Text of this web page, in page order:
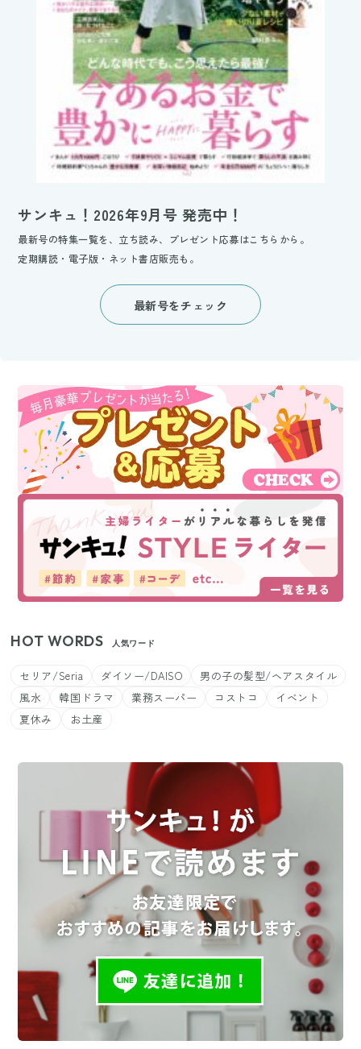
サンキュ！2026年9月号 発売中！
最新号の特集一覧を、立ち読み、プレゼント応募はこちらから。
定期購読・電子版・ネット書店販売も。
最新号をチェック
HOT WORDS 人気ワード
セリア/Seria ダイソー/DAISO
男の子の髪型/ヘアスタイル
風水
韓国ドラマ 業務スーパー コストコ
イベント
夏休み
お土産